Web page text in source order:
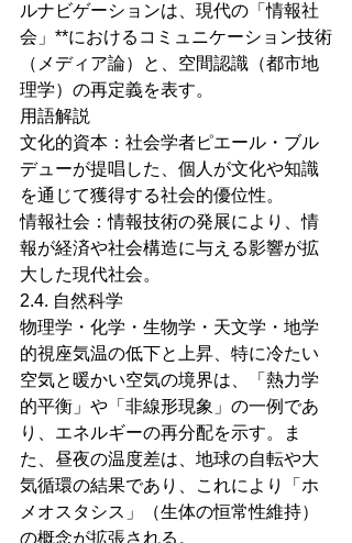
ルナビゲーションは、現代の「情報社
会」**におけるコミュニケーション技術
（メディア論）と、空間認識（都市地
理学）の再定義を表す。
用語解説
文化的資本：社会学者ピエール・ブル
デューが提唱した、個人が文化や知識
を通じて獲得する社会的優位性。
情報社会：情報技術の発展により、情
報が経済や社会構造に与える影響が拡
大した現代社会。
2.4. 自然科学
物理学・化学・生物学・天文学・地学
的視座気温の低下と上昇、特に冷たい
空気と暖かい空気の境界は、「熱力学
的平衡」や「非線形現象」の一例であ
り、エネルギーの再分配を示す。ま
た、昼夜の温度差は、地球の自転や大
気循環の結果であり、これにより「ホ
メオスタシス」（生体の恒常性維持）
の概念が拡張される。